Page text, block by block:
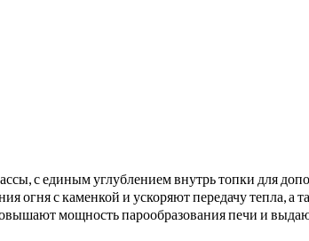
с единым углублением внутрь топки для
огня с каменкой и ускоряют передачу тепла,
мощность парообразования печи и